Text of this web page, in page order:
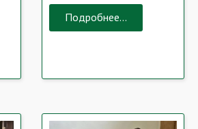
Подробнее...